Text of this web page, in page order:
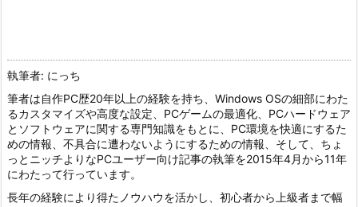
執筆者: にっち
筆者は自作PC歴20年以上の経験を持ち、Windows OSの細部にわた
るカスタマイズや高度な設定、PCゲームの最適化、PCハードウェア
とソフトウェアに関する専門知識をもとに、PC環境を快適にするた
めの情報、不具合に遭わないようにするための情報、そして、ちょ
っとニッチよりなPCユーザー向け記事の執筆を2015年4月から11年
にわたって行っています。
長年の経験により得たノウハウを活かし、初心者から上級者まで幅